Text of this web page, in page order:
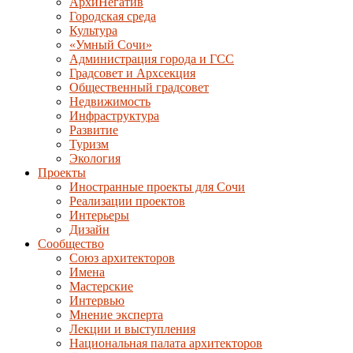
Городская среда
Культура
«Умный Сочи»
Администрация города и ГСС
Градсовет и Архсекция
Общественный градсовет
Недвижимость
Инфраструктура
Развитие
Туризм
Экология
Проекты
Иностранные проекты для Сочи
Реализации проектов
Интерьеры
Дизайн
Сообщество
Союз архитекторов
Имена
Мастерские
Интервью
Мнение эксперта
Лекции и выступления
Национальная палата архитекторов